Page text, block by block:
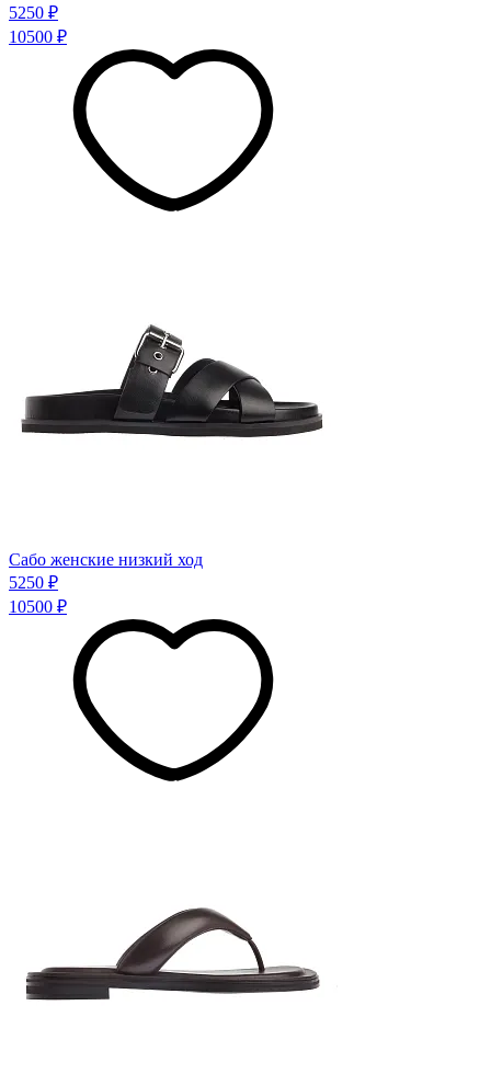
5250 ₽
10500 ₽
Сабо женские низкий ход
5250 ₽
10500 ₽